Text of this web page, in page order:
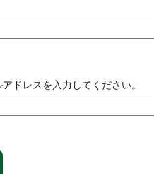
ドレスを入力してください。